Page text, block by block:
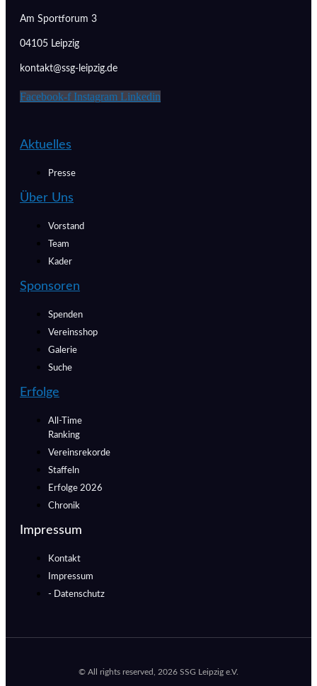
Am Sportforum 3
04105 Leipzig
kontakt@ssg-leipzig.de
Facebook-f Instagram Linkedin
Aktuelles
Presse
Über Uns
Vorstand
Team
Kader
Sponsoren
Spenden
Vereinsshop
Galerie
Suche
Erfolge
All-Time
Ranking
Vereinsrekorde
Staffeln
Erfolge 2026
Chronik
Impressum
Kontakt
Impressum
- Datenschutz
© All rights reserved, 2026 SSG Leipzig e.V.